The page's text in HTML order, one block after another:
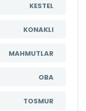
KESTEL
KONAKLI
MAHMUTLAR
OBA
TOSMUR